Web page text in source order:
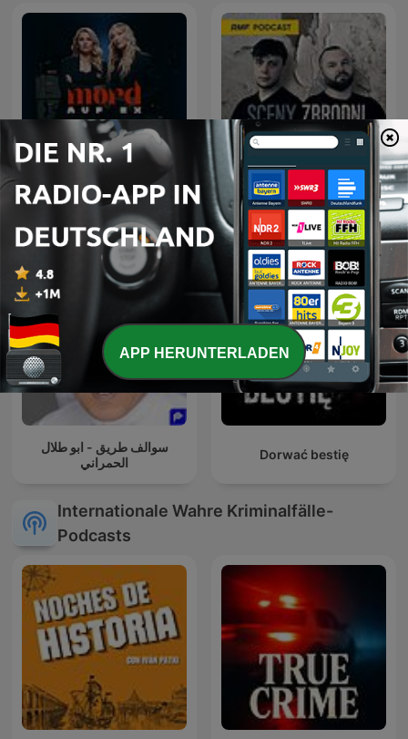
MORD AUF EX Sceny zbrodni
سوالف طريق - ابو طلال
الحمراني
Dorwać bestię
Internationale Wahre Kriminalfälle-
Podcasts
APP HERUNTERLADEN